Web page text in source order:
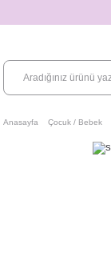
Anasayfa Çocuk / Bebek